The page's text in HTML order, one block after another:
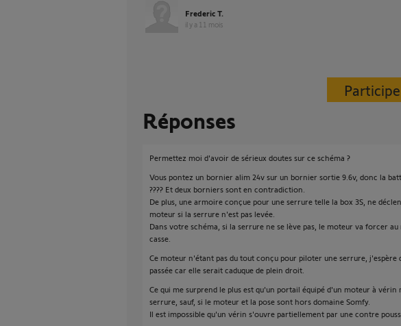
Frederic T.
il y a 11 mois
Réponses
Permettez moi d'avoir de sérieux doutes sur ce schéma ?
Vous pontez un bornier alim 24v sur un bornier sortie 9.6v, donc la
???? Et deux borniers sont en contradiction.
De plus, une armoire conçue pour une serrure telle la box 3S, ne
moteur si la serrure n'est pas levée.
Dans votre schéma, si la serrure ne se lève pas, le moteur va forcer
casse.
Ce moteur n'étant pas du tout conçu pour piloter une serrure, j'espère
passée car elle serait caduque de plein droit.
Ce qui me surprend le plus est qu'un portail équipé d'un moteur à vérin
serrure, sauf, si le moteur et la pose sont hors domaine Somfy.
Il est impossible qu'un vérin s'ouvre partiellement par une contre